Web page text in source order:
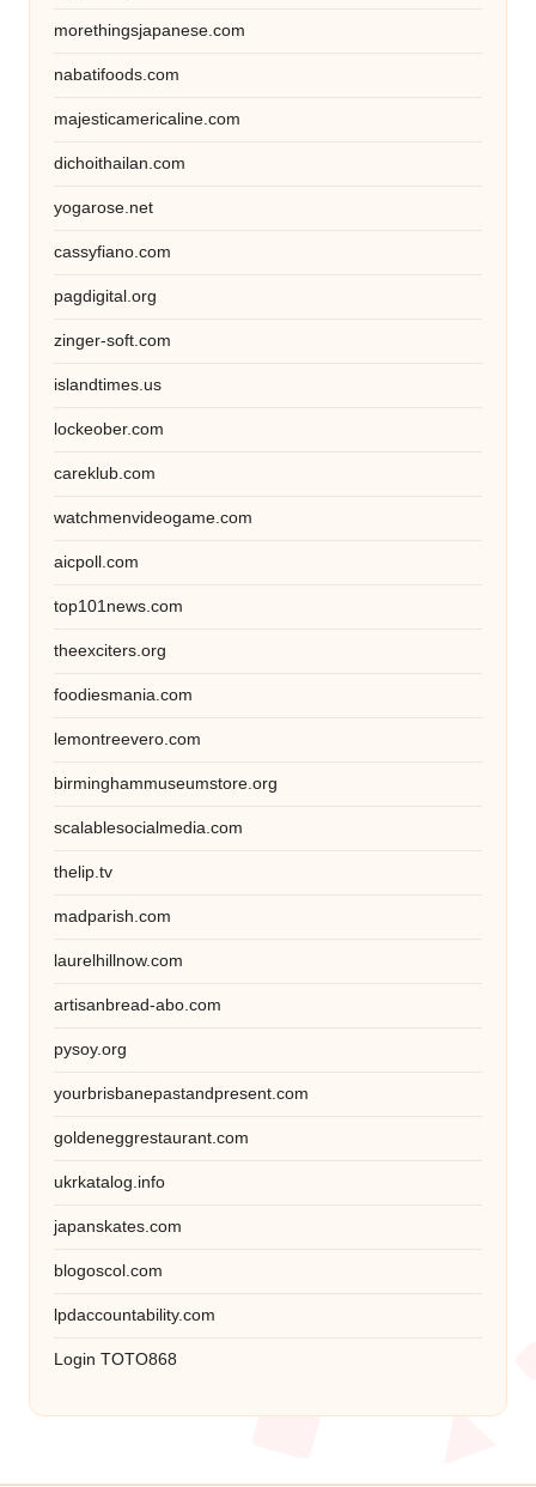
morethingsjapanese.com
nabatifoods.com
majesticamericaline.com
dichoithailan.com
yogarose.net
cassyfiano.com
pagdigital.org
zinger-soft.com
islandtimes.us
lockeober.com
careklub.com
watchmenvideogame.com
aicpoll.com
top101news.com
theexciters.org
foodiesmania.com
lemontreevero.com
birminghammuseumstore.org
scalablesocialmedia.com
thelip.tv
madparish.com
laurelhillnow.com
artisanbread-abo.com
pysoy.org
yourbrisbanepastandpresent.com
goldeneggrestaurant.com
ukrkatalog.info
japanskates.com
blogoscol.com
lpdaccountability.com
Login TOTO868